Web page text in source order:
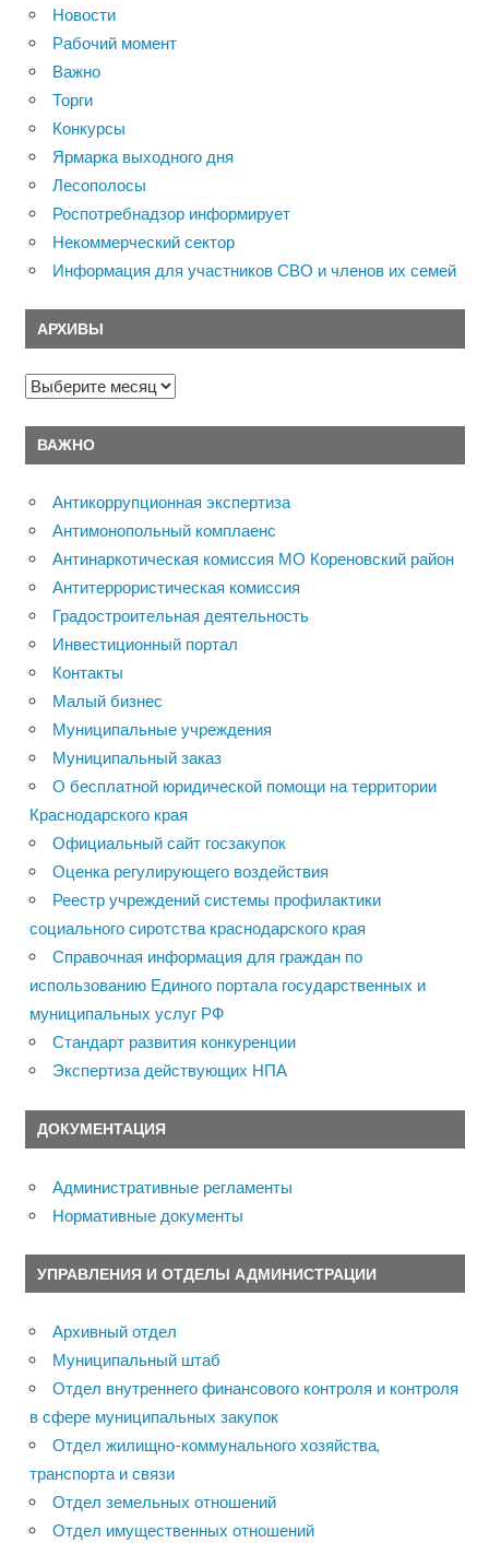
Новости
Рабочий момент
Важно
Торги
Конкурсы
Ярмарка выходного дня
Лесополосы
Роспотребнадзор информирует
Некоммерческий сектор
Информация для участников СВО и членов их семей
АРХИВЫ
Архивы
ВАЖНО
Антикоррупционная экспертиза
Антимонопольный комплаенс
Антинаркотическая комиссия МО Кореновский район
Антитеррористическая комиссия
Градостроительная деятельность
Инвестиционный портал
Контакты
Малый бизнес
Муниципальные учреждения
Муниципальный заказ
О бесплатной юридической помощи на территории
Краснодарского края
Официальный сайт госзакупок
Оценка регулирующего воздействия
Реестр учреждений системы профилактики
социального сиротства краснодарского края
Справочная информация для граждан по
использованию Единого портала государственных и
муниципальных услуг РФ
Стандарт развития конкуренции
Экспертиза действующих НПА
ДОКУМЕНТАЦИЯ
Административные регламенты
Нормативные документы
УПРАВЛЕНИЯ И ОТДЕЛЫ АДМИНИСТРАЦИИ
Архивный отдел
Муниципальный штаб
Отдел внутреннего финансового контроля и контроля
в сфере муниципальных закупок
Отдел жилищно-коммунального хозяйства,
транспорта и связи
Отдел земельных отношений
Отдел имущественных отношений